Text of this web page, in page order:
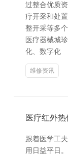
过整合优质
疗开采和处
整开采等多
医疗器械城
化、数字化
维修资讯
医疗红外
跟着医学工
用日益平日